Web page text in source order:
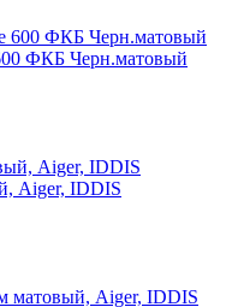
ФКБ Черн.матовый
Aiger, IDDIS